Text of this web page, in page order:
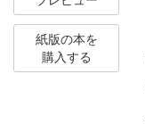
紙版の本を
購入する